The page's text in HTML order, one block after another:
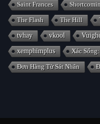
Saint Frances
The Flash The Hill
tvhay vkool
xemphimplus Xác
Đơn Hàng Từ Sát Nhân